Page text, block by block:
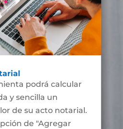
podrá calcular
y sencilla un
de su acto notarial.
de "Agregar